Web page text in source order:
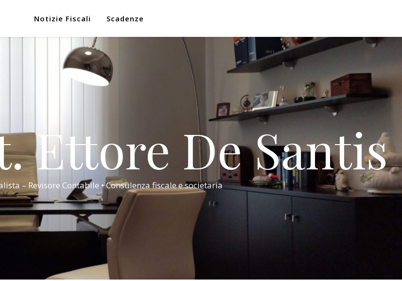
Notizie Fiscali Scadenze
Ettore De Santis
– Revisore Contabile • Consulenza fiscale e societaria